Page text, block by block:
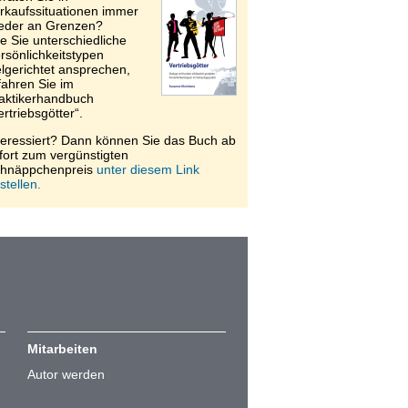
immer
an Grenzen?
Sie unterschiedliche
ansprechen,
Sie im
Dann können Sie das Buch ab
zum vergünstigten
unter diesem Link
Mitarbeiten
Autor werden